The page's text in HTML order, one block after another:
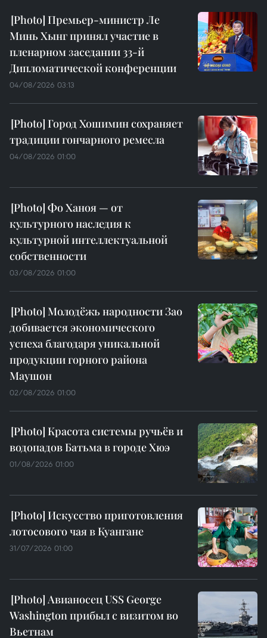
Премьер-министр Ле
Минь Хынг принял участие в
пленарном заседании 33-й
Дипломатической конференции
04/08/2026 03:13
Город Хошимин сохраняет
традиции гончарного ремесла
04/08/2026 01:00
Фо Ханоя — от
культурного наследия к
культурной интеллектуальной
собственности
03/08/2026 01:00
Молодёжь народности Зао
добивается экономического
успеха благодаря уникальной
продукции горного района
Маушон
02/08/2026 01:00
Красота системы ручьёв и
водопадов Батьма в городе Хюэ
01/08/2026 01:00
Искусство приготовления
лотосового чая в Куангане
31/07/2026 01:00
Авианосец USS George
Washington прибыл с визитом во
Вьетнам